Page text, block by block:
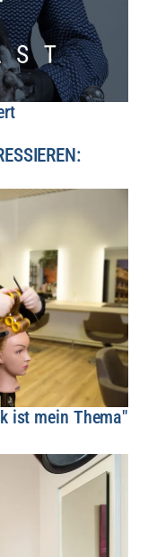
ist mein Thema"